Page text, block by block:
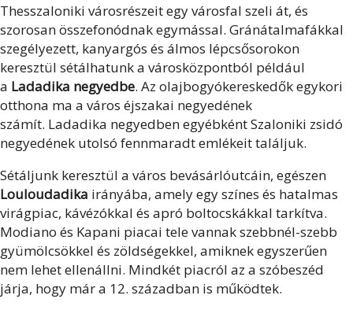
Thesszaloniki városrészeit egy városfal szeli át, és
szorosan összefonódnak egymással. Gránátalmafákkal
szegélyezett, kanyargós és álmos lépcsősorokon
keresztül sétálhatunk a városközpontból például
a Ladadika negyedbe. Az olajbogyókereskedők egykori
otthona ma a város éjszakai negyedének
számít. Ladadika negyedben egyébként Szaloniki zsidó
negyedének utolsó fennmaradt emlékeit találjuk.
Sétáljunk keresztül a város bevásárlóutcáin, egészen
Louloudadika irányába, amely egy színes és hatalmas
virágpiac, kávézókkal és apró boltocskákkal tarkítva.
Modiano és Kapani piacai tele vannak szebbnél-szebb
gyümölcsökkel és zöldségekkel, amiknek egyszerűen
nem lehet ellenállni. Mindkét piacról az a szóbeszéd
járja, hogy már a 12. században is működtek.